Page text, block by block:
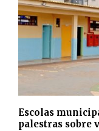
Escolas
palestras sobre